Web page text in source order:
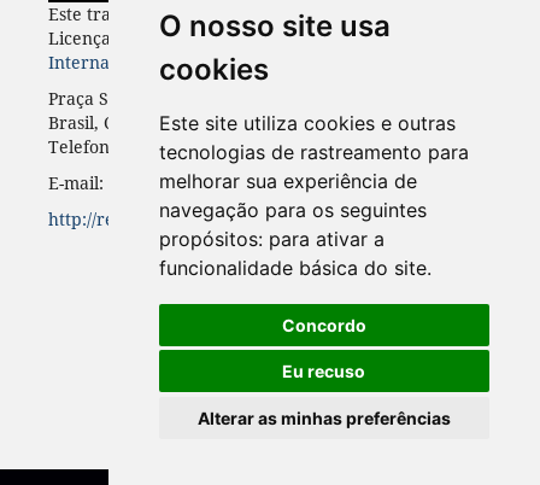
O nosso site usa
cookies
Este site utiliza cookies e outras
tecnologias de rastreamento para
melhorar sua experiência de
navegação para os seguintes
propósitos: para ativar a
funcionalidade básica do site.
Concordo
Eu recuso
Alterar as minhas preferências
Este trabalho está licenciado com uma
Licença
Creative Commons - Atribuição 4.0
Internacional
.
Praça Santos Andrade, n. 50, 3º andar, Curitiba-PR,
Brasil, CEP 80.020-300
Telefone: +55 41 3352-0716
E-mail: rinc.ufpr@gmail.com
http://revistas.ufpr.br/rinc